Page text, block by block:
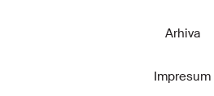
Arhiva
Impresum